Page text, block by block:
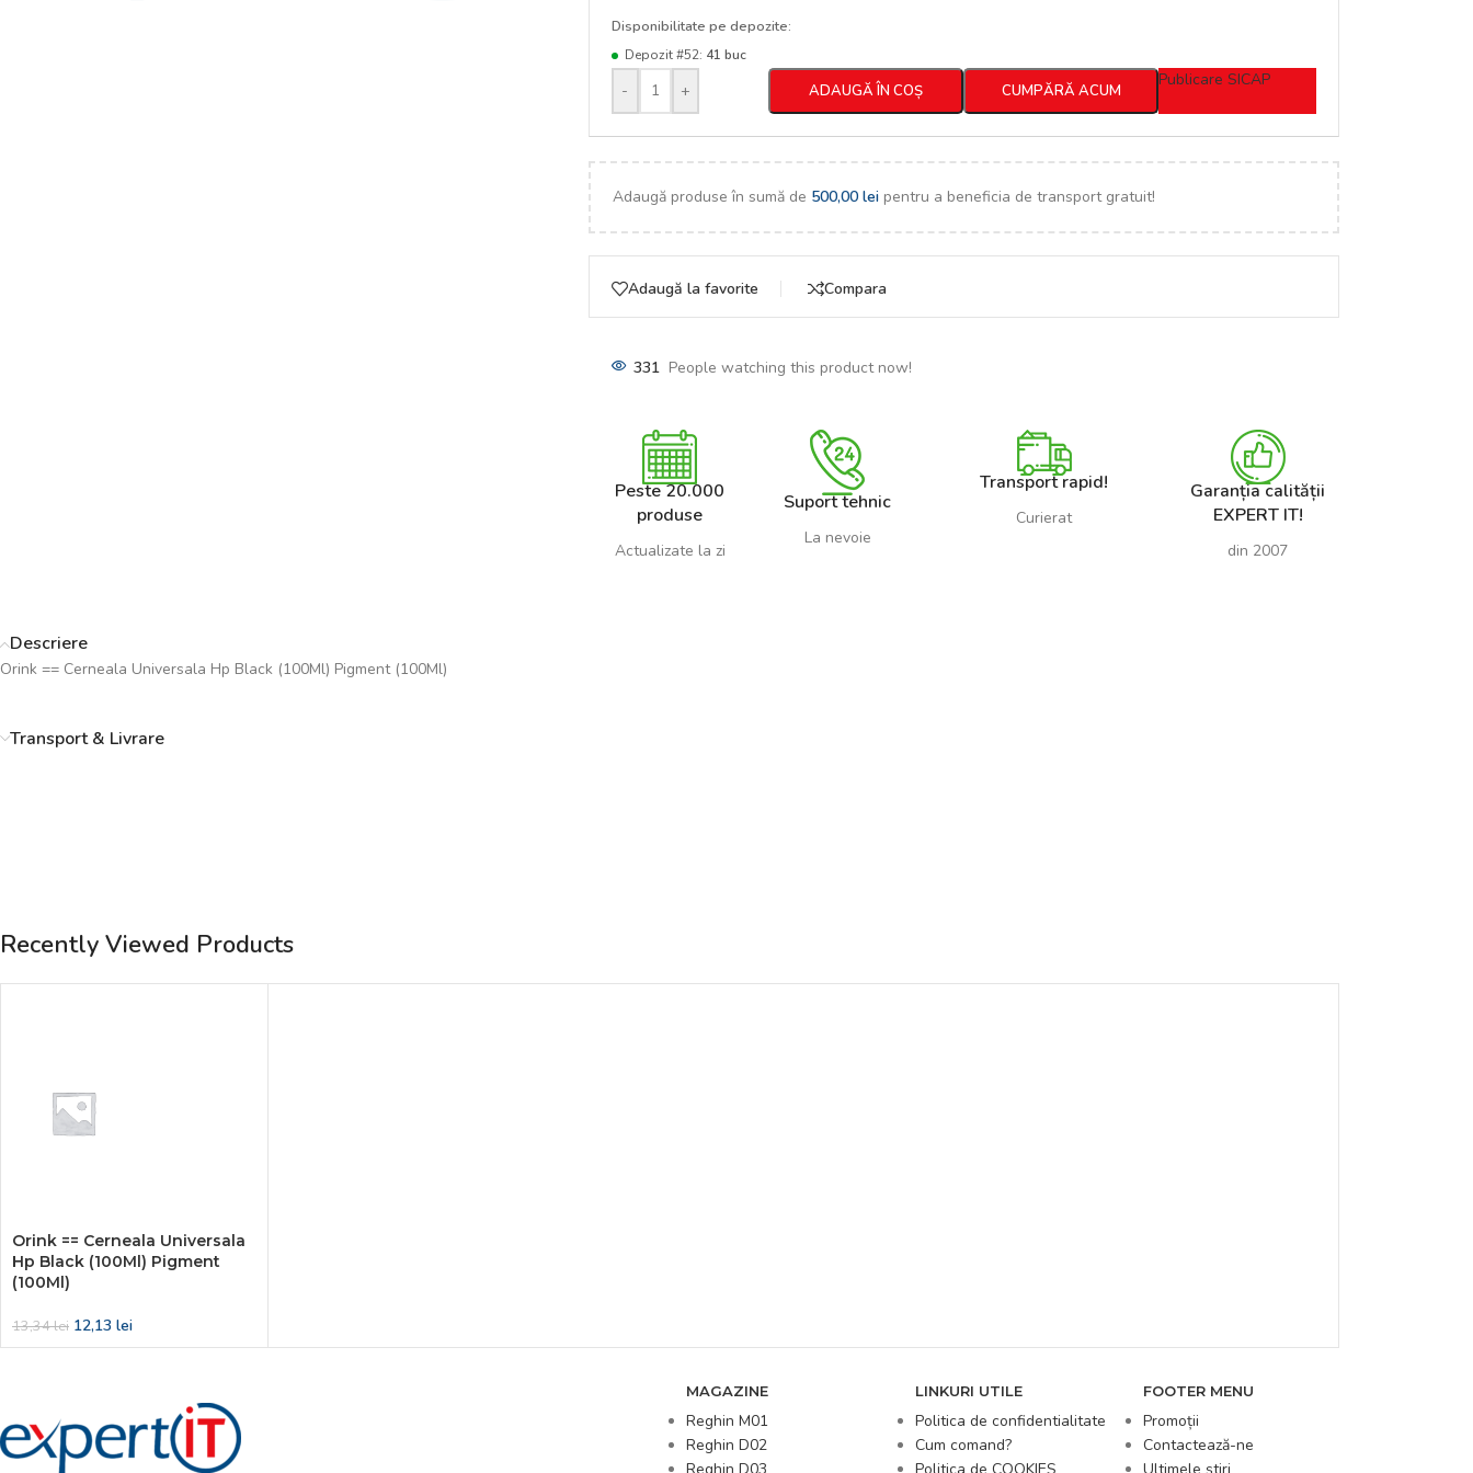
Disponibilitate pe depozite:
Depozit #52: 41 buc
- + ADAUGĂ ÎN COȘ CUMPĂRĂ ACUM
Publicare SICAP
Adaugă produse în sumă de 500,00 leipentru a beneficia de transport gratuit!
Adaugă la favorite Compara
331 People watching this product now!
Peste 20.000
produse
Actualizate la zi
Suport tehnic
La nevoie
Transport rapid!
Curierat
Garanția calității
EXPERT IT!
din 2007
Descriere
Orink == Cerneala Universala Hp Black (100Ml) Pigment (100Ml)
Transport & Livrare
Recently Viewed Products
Orink == Cerneala Universala
Hp Black (100Ml) Pigment
(100Ml)
13,34lei 12,13 lei
MAGAZINE
Reghin M01
Reghin D02
LINKURI UTILE
Politica de confidentialitate
Cum comand?
FOOTER MENU
Promoții
Contactează-ne